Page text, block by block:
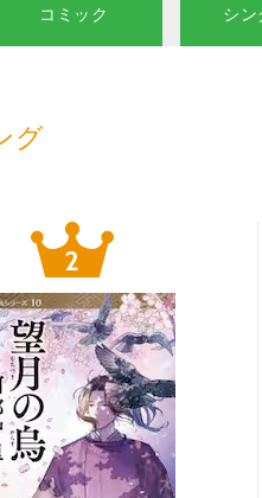
コミック シン
グ